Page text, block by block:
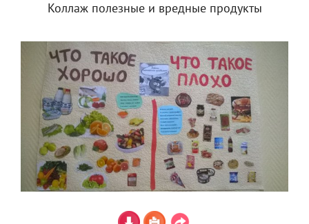
Коллаж полезные и вредные продукты